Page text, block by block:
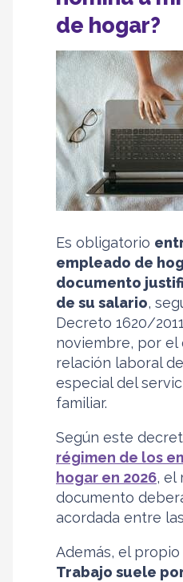
de hogar?
Es obligatorio
empleado de
documento
de su salario,
Decreto 1620/
noviembre, por el
relación laboral
especial del
familiar.
Según este
régimen de los
hogar en 2026, el
documento
acordada entre
Además, el propio
Trabajo suele